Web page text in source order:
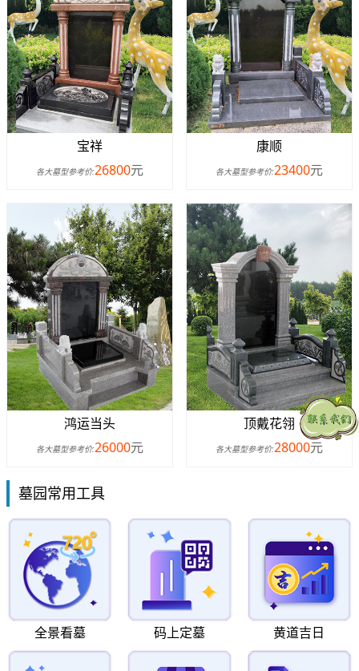
宝祥
各大墓型参考价:26800元
康顺
各大墓型参考价:23400元
鸿运当头
各大墓型参考价:26000元
顶戴花翎
各大墓型参考价:28000元
墓园常用工具
全景看墓 码上定墓 黄道吉日